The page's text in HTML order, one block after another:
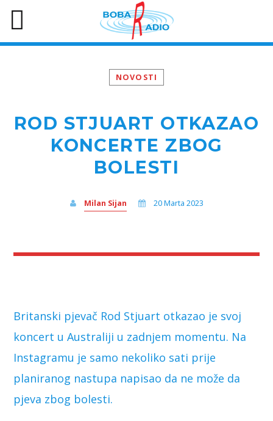
NOVOSTI
ROD STJUART OTKAZAO
KONCERTE ZBOG
BOLESTI
Milan Sijan 20 Marta 2023
Britanski pjevač Rod Stjuart otkazao je svoj
koncert u Australiji u zadnjem momentu. Na
Instagramu je samo nekoliko sati prije
planiranog nastupa napisao da ne može da
pjeva zbog bolesti.